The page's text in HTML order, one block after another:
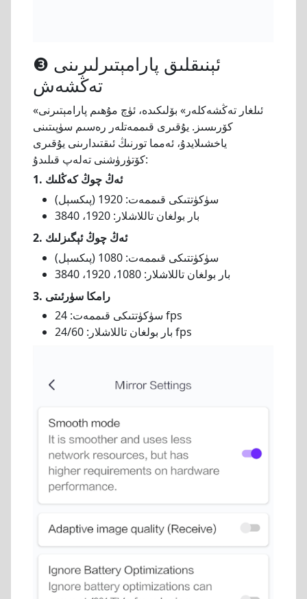
❸ ئېنىقلىق پارامېتىرلىرىنى
تەڭشەش
«ئىلغار تەڭشەكلەر» بۆلىكىدە، ئۈچ مۇھىم پارامېتىرنى
كۆرىسىز. يۇقىرى قىممەتلەر رەسىم سۈپىتىنى
ياخشىلايدۇ، ئەمما تورنىڭ ئىقتىدارىنى يۇقىرى
كۆتۈرۈشنى تەلەپ قىلىدۇ:
1. ئەڭ چوڭ كەڭلىك
سۈكۈتتىكى قىممەت: 1920 (پىكسېل)
بار بولغان تاللاشلار: 1920، 3840
2. ئەڭ چوڭ ئېگىزلىك
سۈكۈتتىكى قىممەت: 1080 (پىكسېل)
بار بولغان تاللاشلار: 1080، 1920، 3840
3. رامكا سۈرئىتى
سۈكۈتتىكى قىممەت: 24 fps
بار بولغان تاللاشلار: 24/60 fps